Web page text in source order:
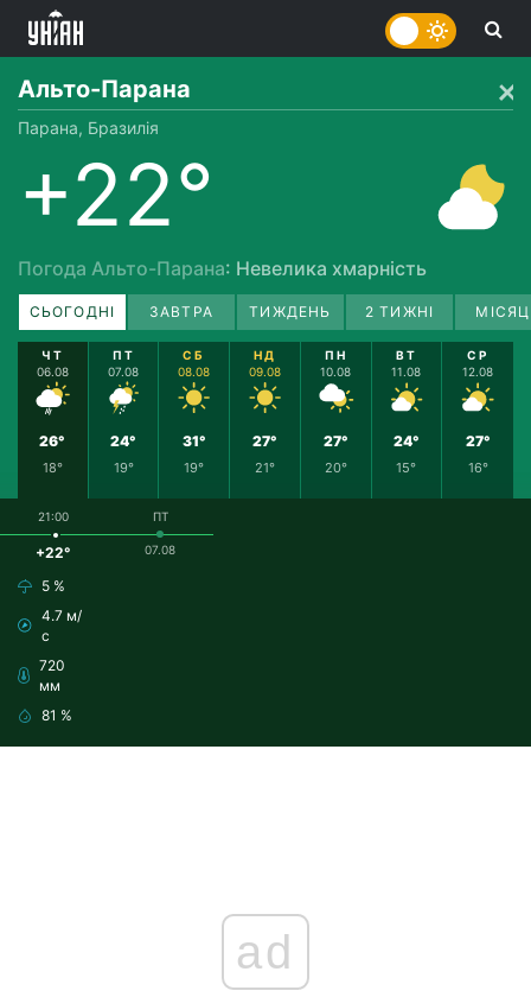
Альто-Парана
Парана, Бразилія
+22°
Погода Альто-Парана: Невелика хмарність
СЬОГОДНІ ЗАВТРА ТИЖДЕНЬ 2 ТИЖНІ
ЧТ
06.08
26°
18°
ПТ
07.08
24°
19°
СБ
08.08
31°
19°
НД
09.08
27°
21°
ПН
10.08
27°
20°
ВТ
11.08
24°
15°
СР
12.08
27°
16°
21:00
+22°
5 %
4.7 м/
с
720
мм
81 %
ПТ
07.08
ad